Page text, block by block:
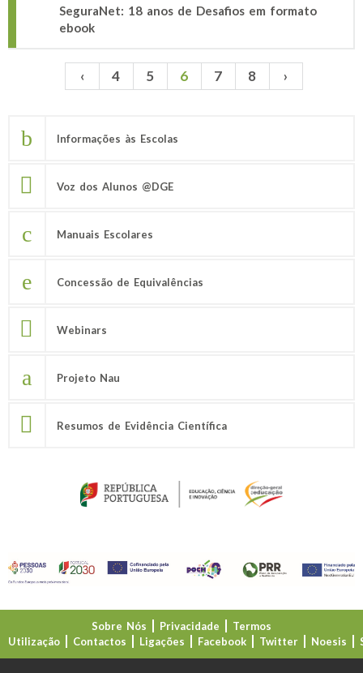
SeguraNet: 18 anos de Desafios em formato
ebook
Páginas ‹ 4 5 6 7 8 ›
Informações às Escolas
Voz dos Alunos @DGE
Manuais Escolares
Concessão de Equivalências
Webinars
Projeto Nau
Resumos de Evidência Científica
Sobre Nós Privacidade
Termos
Utilização
Contactos Ligações Facebook Twitter Noesis